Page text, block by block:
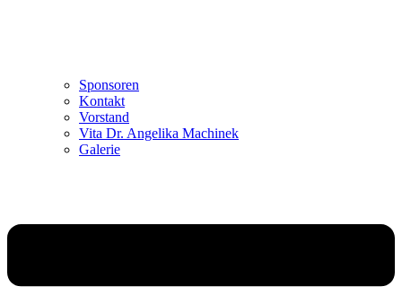
Sponsoren
Kontakt
Vorstand
Vita Dr. Angelika Machinek
Galerie